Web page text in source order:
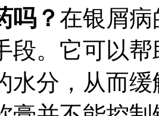
吗？ 在银屑
段。它可以
水分，从而